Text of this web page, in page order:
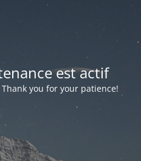
est actif
you for your patience!